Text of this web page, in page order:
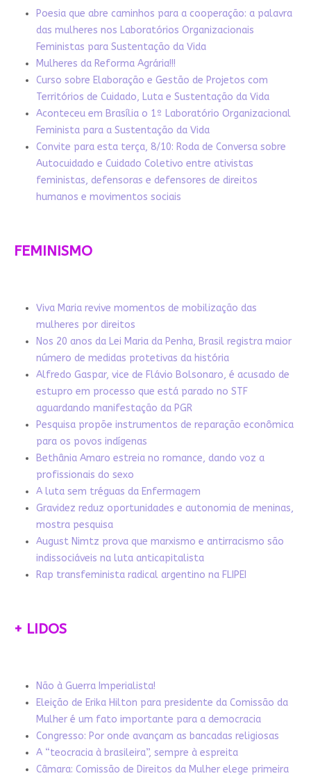
Poesia que abre caminhos para a cooperação: a palavra
das mulheres nos Laboratórios Organizacionais
Feministas para Sustentação da Vida
Mulheres da Reforma Agrária!!!
Curso sobre Elaboração e Gestão de Projetos com
Territórios de Cuidado, Luta e Sustentação da Vida
Aconteceu em Brasília o 1º Laboratório Organizacional
Feminista para a Sustentação da Vida
Convite para esta terça, 8/10: Roda de Conversa sobre
Autocuidado e Cuidado Coletivo entre ativistas
feministas, defensoras e defensores de direitos
humanos e movimentos sociais
FEMINISMO
Viva Maria revive momentos de mobilização das
mulheres por direitos
Nos 20 anos da Lei Maria da Penha, Brasil registra maior
número de medidas protetivas da história
Alfredo Gaspar, vice de Flávio Bolsonaro, é acusado de
estupro em processo que está parado no STF
aguardando manifestação da PGR
Pesquisa propõe instrumentos de reparação econômica
para os povos indígenas
Bethânia Amaro estreia no romance, dando voz a
profissionais do sexo
A luta sem tréguas da Enfermagem
Gravidez reduz oportunidades e autonomia de meninas,
mostra pesquisa
August Nimtz prova que marxismo e antirracismo são
indissociáveis na luta anticapitalista
Rap transfeminista radical argentino na FLIPEI
+ LIDOS
Não à Guerra Imperialista!
Eleição de Erika Hilton para presidente da Comissão da
Mulher é um fato importante para a democracia
Congresso: Por onde avançam as bancadas religiosas
A “teocracia à brasileira”, sempre à espreita
Câmara: Comissão de Direitos da Mulher elege primeira